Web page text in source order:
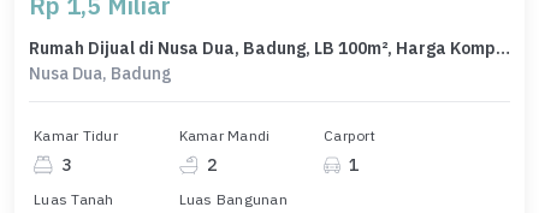
Rumah Dijual di Nusa Dua, Badung, LB 100m², Harga Kompetitif!
Nusa Dua, Badung
Kamar Tidur
3
Kamar Mandi
2
Carport
1
Luas Tanah Luas Bangunan